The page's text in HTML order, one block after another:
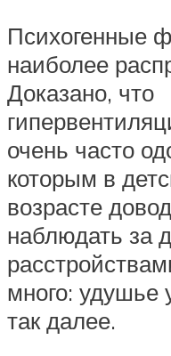
Психогенные
наиболее
Доказано, что
очень часто
которым в
возрасте
наблюдать за
много:
так далее.